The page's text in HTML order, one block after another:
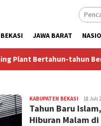
JAWA BARAT
tahun Beroperasi di
KABUPATEN BEKASI admin
18 Juli
Tahun Baru
Hiburan Malam